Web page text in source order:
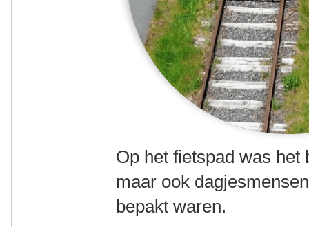
Op het fietspad was
maar ook
bepakt waren.